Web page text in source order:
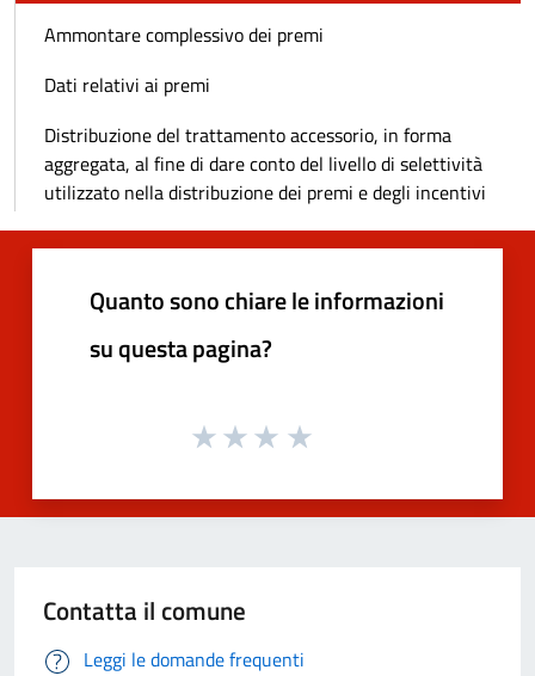
Ammontare complessivo dei premi
Dati relativi ai premi
Distribuzione del trattamento accessorio, in forma
aggregata, al fine di dare conto del livello di selettività
utilizzato nella distribuzione dei premi e degli incentivi
Quanto sono chiare le informazioni
su questa pagina?
Contatta il comune
Leggi le domande frequenti